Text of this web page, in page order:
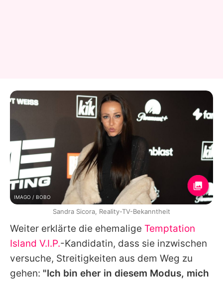
Weiter erklärte die ehemalige Temptation
Island V.I.P.-Kandidatin, dass sie inzwischen
versuche, Streitigkeiten aus dem Weg zu
gehen: "Ich bin eher in diesem Modus, mich
IMAGO / BOBO
Sandra Sicora, Reality-TV-Bekanntheit